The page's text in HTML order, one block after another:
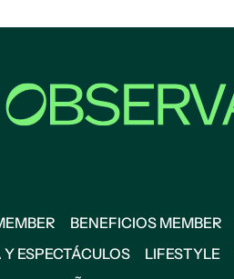
BENEFICIOS MEMBER
ESPECTÁCULOS
LIFESTYLE